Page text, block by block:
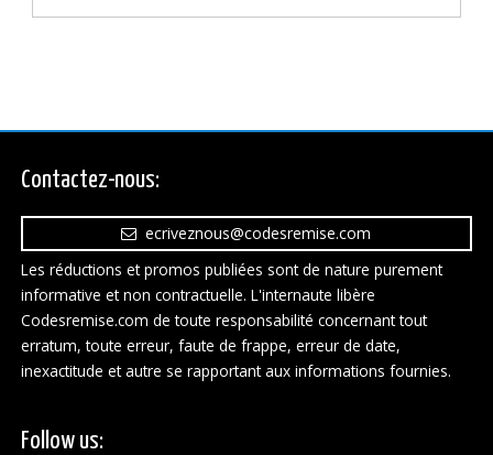
Contactez-nous:
ecriveznous@codesremise.com
Les réductions et promos publiées sont de nature purement
informative et non contractuelle. L'internaute libère
Codesremise.com de toute responsabilité concernant tout
erratum, toute erreur, faute de frappe, erreur de date,
inexactitude et autre se rapportant aux informations fournies.
Follow us: